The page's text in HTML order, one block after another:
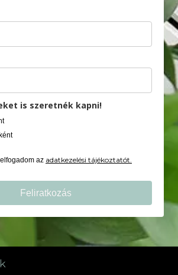
is szeretnék kapni!
az adatkezelési tájékoztatót.
Feliratkozás